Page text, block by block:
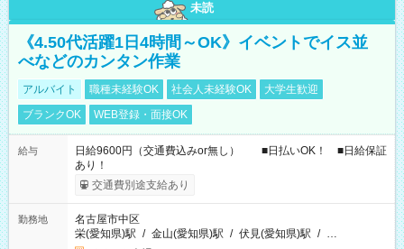
未読
《4.50代活躍1日4時間～OK》イベントでイス並
べなどのカンタン作業
アルバイト 職種未経験OK 社会人未経験OK
大学生歓迎
ブランクOK
WEB登録・面接OK
給与
日給9600円（交通費込みor無し） ■日払いOK！ ■日給保証
あり！
交通費別途支給あり
勤務地
名古屋市中区
栄(愛知県)駅 / 金山(愛知県)駅 / 伏見(愛知県)駅 / …